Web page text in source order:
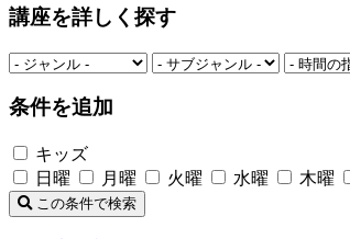
講座を詳しく探す
条件を追加
キッズ
日曜
月曜 火曜 水曜 木曜
この条件で検索